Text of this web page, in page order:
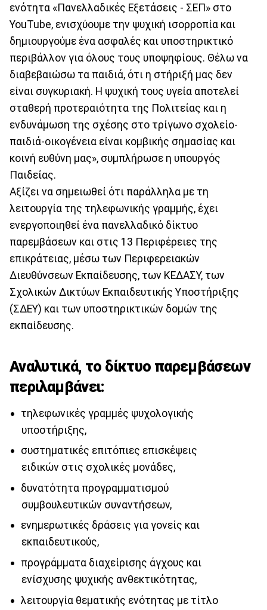
ενότητα «Πανελλαδικές Εξετάσεις - ΣΕΠ» στο
YouTube, ενισχύουμε την ψυχική ισορροπία και
δημιουργούμε ένα ασφαλές και υποστηρικτικό
περιβάλλον για όλους τους υποψηφίους. Θέλω να
διαβεβαιώσω τα παιδιά, ότι η στήριξή μας δεν
είναι συγκυριακή. Η ψυχική τους υγεία αποτελεί
σταθερή προτεραιότητα της Πολιτείας και η
ενδυνάμωση της σχέσης στο τρίγωνο σχολείο-
παιδιά-οικογένεια είναι κομβικής σημασίας και
κοινή ευθύνη μας», συμπλήρωσε η υπουργός
Παιδείας.
Αξίζει να σημειωθεί ότι παράλληλα με τη
λειτουργία της τηλεφωνικής γραμμής, έχει
ενεργοποιηθεί ένα πανελλαδικό δίκτυο
παρεμβάσεων και στις 13 Περιφέρειες της
επικράτειας, μέσω των Περιφερειακών
Διευθύνσεων Εκπαίδευσης, των ΚΕΔΑΣΥ, των
Σχολικών Δικτύων Εκπαιδευτικής Υποστήριξης
(ΣΔΕΥ) και των υποστηρικτικών δομών της
εκπαίδευσης.
Αναλυτικά, το δίκτυο παρεμβάσεων
περιλαμβάνει:
τηλεφωνικές γραμμές ψυχολογικής
υποστήριξης,
συστηματικές επιτόπιες επισκέψεις
ειδικών στις σχολικές μονάδες,
δυνατότητα προγραμματισμού
συμβουλευτικών συναντήσεων,
ενημερωτικές δράσεις για γονείς και
εκπαιδευτικούς,
προγράμματα διαχείρισης άγχους και
ενίσχυσης ψυχικής ανθεκτικότητας,
λειτουργία θεματικής ενότητας με τίτλο